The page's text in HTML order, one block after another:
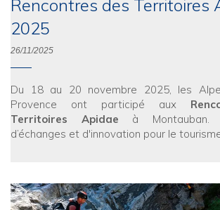
Rencontres des Territoires
2025
26/11/2025
Du 18 au 20 novembre 2025, les
Provence ont participé aux
Territoires Apidae à Montauban.
d’échanges et d'innovation pour le